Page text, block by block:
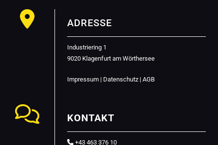
 ADRESSE
Industriering 1
9020 Klagenfurt am Wörthersee
Impressum | Datenschutz | AGB
 KONTAKT
 +43 463 376 10